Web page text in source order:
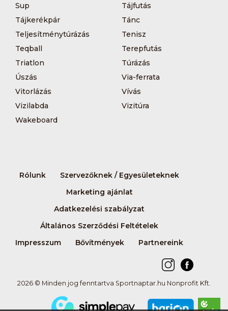
Sup
Tájfutás
Tájkerékpár
Tánc
Teljesítménytúrázás
Tenisz
Teqball
Terepfutás
Triatlon
Túrázás
Úszás
Via-ferrata
Vitorlázás
Vívás
Vizilabda
Vizitúra
Wakeboard
Rólunk
Szervezőknek / Egyesületeknek
Marketing ajánlat
Adatkezelési szabályzat
Általános Szerződési Feltételek
Impresszum
Bővítmények Partnereink
2026 © Minden jog fenntartva Sportnaptar.hu Nonprofit Kft.